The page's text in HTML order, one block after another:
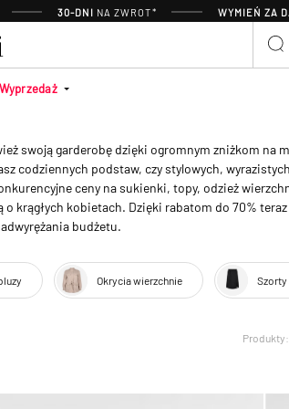
30-DNI NA ZWROT* WYMIEŃ ZA
Wyprzedaż
swoją garderobę dzięki ogromnym zniżkom na
codziennych podstaw, czy stylowych,
ceny na sukienki, topy, odzież
o krągłych kobietach. Dzięki rabatom do 70%
budżetu.
Okrycia wierzchnie
Produkty: